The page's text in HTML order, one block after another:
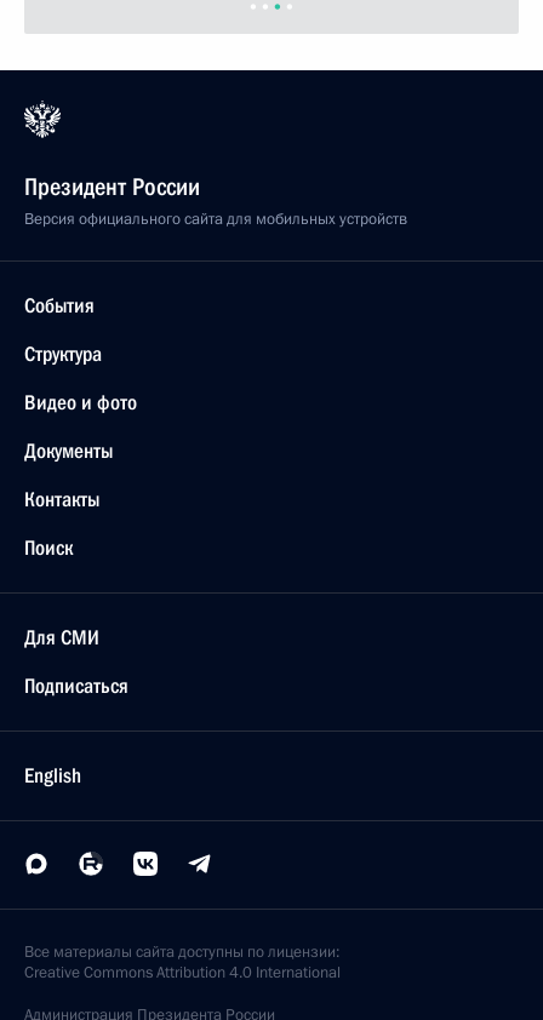
Президент России
Версия официального сайта для мобильных устройств
События
Структура
Видео и фото
Документы
Контакты
Поиск
Для СМИ
Подписаться
English
Все материалы сайта доступны по лицензии:
Creative Commons Attribution 4.0 International
Администрация Президента России